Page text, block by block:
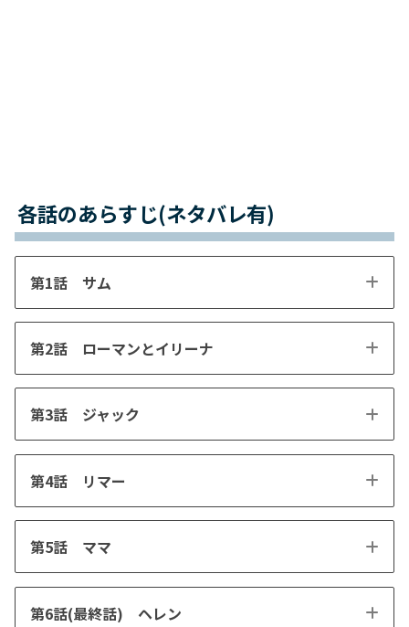
各話のあらすじ(ネタバレ有)
第1話 サム
第2話 ローマンとイリーナ
第3話 ジャック
第4話 リマー
第5話 ママ
第6話(最終話) ヘレン